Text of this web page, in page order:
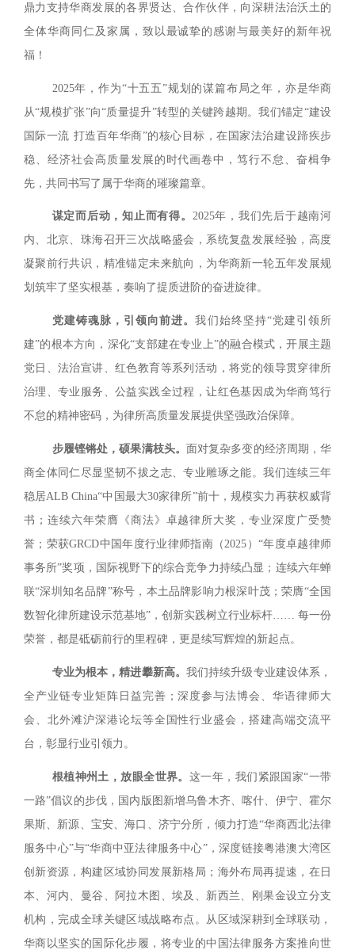
鼎力支持华商发展的各界贤达、合作伙伴，向深耕法治沃土的
全体华商同仁及家属，致以最诚挚的感谢与最美好的新年祝
福！
2025年，作为“十五五”规划的谋篇布局之年，亦是华商
从“规模扩张”向“质量提升”转型的关键跨越期。我们锚定“建设
国际一流 打造百年华商”的核心目标，在国家法治建设蹄疾步
稳、经济社会高质量发展的时代画卷中，笃行不怠、奋楫争
先，共同书写了属于华商的璀璨篇章。
谋定而后动，知止而有得。 2025年，我们先后于越南河
内、北京、珠海召开三次战略盛会，系统复盘发展经验，高度
凝聚前行共识，精准锚定未来航向，为华商新一轮五年发展规
划筑牢了坚实根基，奏响了提质进阶的奋进旋律。
党建铸魂脉，引领向前进。我们始终坚持“党建引领所
建”的根本方向，深化“支部建在专业上”的融合模式，开展主题
党日、法治宣讲、红色教育等系列活动，将党的领导贯穿律所
治理、专业服务、公益实践全过程，让红色基因成为华商笃行
不怠的精神密码，为律所高质量发展提供坚强政治保障。
步履铿锵处，硕果满枝头。 面对复杂多变的经济周期，华
商全体同仁尽显坚韧不拔之志、专业雕琢之能。我们连续三年
稳居ALB China“中国最大30家律所”前十，规模实力再获权威背
书；连续六年荣膺《商法》卓越律所大奖，专业深度广受赞
誉；荣获GRCD中国年度行业律师指南（2025）“年度卓越律师
事务所”奖项，国际视野下的综合竞争力持续凸显；连续六年蝉
联“深圳知名品牌”称号，本土品牌影响力根深叶茂；荣膺“全国
数智化律所建设示范基地”，创新实践树立行业标杆…… 每一份
荣誉，都是砥砺前行的里程碑，更是续写辉煌的新起点。
专业为根本，精进攀新高。 我们持续升级专业建设体系，
全产业链专业矩阵日益完善；深度参与法博会、华语律师大
会、北外滩沪深港论坛等全国性行业盛会，搭建高端交流平
台，彰显行业引领力。
根植神州土，放眼全世界。 这一年，我们紧跟国家“一带
一路”倡议的步伐，国内版图新增乌鲁木齐、喀什、伊宁、霍尔
果斯、新源、宝安、海口、济宁分所，倾力打造“华商西北法律
服务中心”与“华商中亚法律服务中心”，深度链接粤港澳大湾区
创新资源，构建区域协同发展新格局；海外布局再提速，在日
本、河内、曼谷、阿拉木图、埃及、新西兰、刚果金设立分支
机构，完成全球关键区域战略布点。从区域深耕到全球联动，
华商以坚实的国际化步履，将专业的中国法律服务方案推向世